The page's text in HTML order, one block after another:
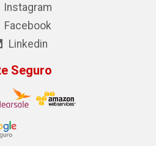
Instagram
Facebook
Linkedin
Seguro